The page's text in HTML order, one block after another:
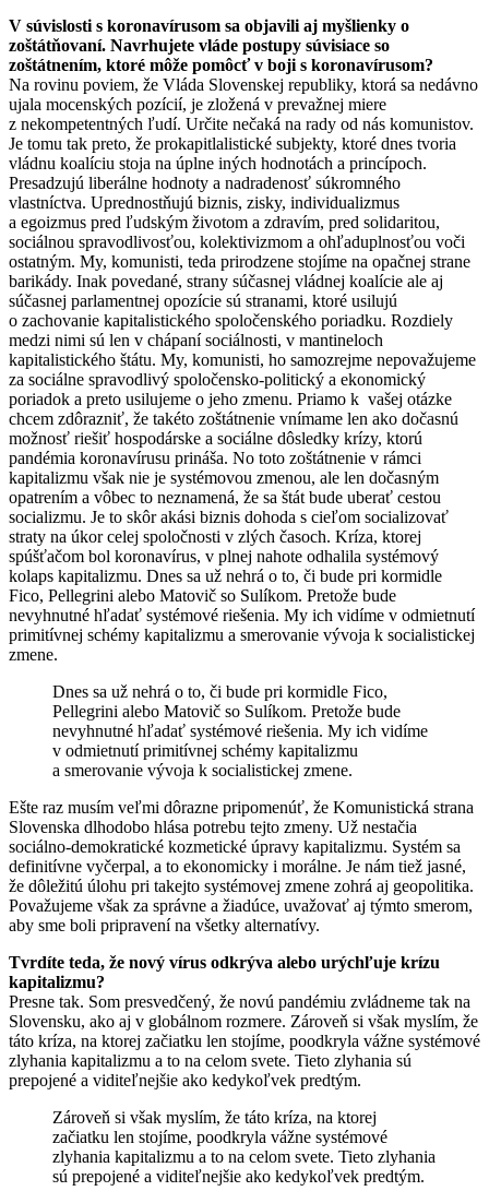
V súvislosti s koronavírusom sa objavili aj myšlienky o
zoštátňovaní. Navrhujete vláde postupy súvisiace so
zoštátnením, ktoré môže pomôcť v boji s koronavírusom?
Na rovinu poviem, že Vláda Slovenskej republiky, ktorá sa nedávno
ujala mocenských pozícií, je zložená v prevažnej miere
z nekompetentných ľudí. Určite nečaká na rady od nás komunistov.
Je tomu tak preto, že prokapitlalistické subjekty, ktoré dnes tvoria
vládnu koalíciu stoja na úplne iných hodnotách a princípoch.
Presadzujú liberálne hodnoty a nadradenosť súkromného
vlastníctva. Uprednostňujú biznis, zisky, individualizmus
a egoizmus pred ľudským životom a zdravím, pred solidaritou,
sociálnou spravodlivosťou, kolektivizmom a ohľaduplnosťou voči
ostatným. My, komunisti, teda prirodzene stojíme na opačnej strane
barikády. Inak povedané, strany súčasnej vládnej koalície ale aj
súčasnej parlamentnej opozície sú stranami, ktoré usilujú
o zachovanie kapitalistického spoločenského poriadku. Rozdiely
medzi nimi sú len v chápaní sociálnosti, v mantineloch
kapitalistického štátu. My, komunisti, ho samozrejme nepovažujeme
za sociálne spravodlivý spoločensko-politický a ekonomický
poriadok a preto usilujeme o jeho zmenu. Priamo k vašej otázke
chcem zdôrazniť, že takéto zoštátnenie vnímame len ako dočasnú
možnosť riešiť hospodárske a sociálne dôsledky krízy, ktorú
pandémia koronavírusu prináša. No toto zoštátnenie v rámci
kapitalizmu však nie je systémovou zmenou, ale len dočasným
opatrením a vôbec to neznamená, že sa štát bude uberať cestou
socializmu. Je to skôr akási biznis dohoda s cieľom socializovať
straty na úkor celej spoločnosti v zlých časoch. Kríza, ktorej
spúšťačom bol koronavírus, v plnej nahote odhalila systémový
kolaps kapitalizmu. Dnes sa už nehrá o to, či bude pri kormidle
Fico, Pellegrini alebo Matovič so Sulíkom. Pretože bude
nevyhnutné hľadať systémové riešenia. My ich vidíme v odmietnutí
primitívnej schémy kapitalizmu a smerovanie vývoja k socialistickej
zmene.
Dnes sa už nehrá o to, či bude pri kormidle Fico,
Pellegrini alebo Matovič so Sulíkom. Pretože bude
nevyhnutné hľadať systémové riešenia. My ich vidíme
v odmietnutí primitívnej schémy kapitalizmu
a smerovanie vývoja k socialistickej zmene.
Ešte raz musím veľmi dôrazne pripomenúť, že Komunistická strana
Slovenska dlhodobo hlása potrebu tejto zmeny. Už nestačia
sociálno-demokratické kozmetické úpravy kapitalizmu. Systém sa
definitívne vyčerpal, a to ekonomicky i morálne. Je nám tiež jasné,
že dôležitú úlohu pri takejto systémovej zmene zohrá aj geopolitika.
Považujeme však za správne a žiadúce, uvažovať aj týmto smerom,
aby sme boli pripravení na všetky alternatívy.
Tvrdíte teda, že nový vírus odkrýva alebo urýchľuje krízu
kapitalizmu?
Presne tak. Som presvedčený, že novú pandémiu zvládneme tak na
Slovensku, ako aj v globálnom rozmere. Zároveň si však myslím, že
táto kríza, na ktorej začiatku len stojíme, poodkryla vážne systémové
zlyhania kapitalizmu a to na celom svete. Tieto zlyhania sú
prepojené a viditeľnejšie ako kedykoľvek predtým.
Zároveň si však myslím, že táto kríza, na ktorej
začiatku len stojíme, poodkryla vážne systémové
zlyhania kapitalizmu a to na celom svete. Tieto zlyhania
sú prepojené a viditeľnejšie ako kedykoľvek predtým.